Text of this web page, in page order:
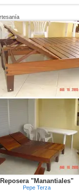
Reposera "Manantiales"
Pepe Terza